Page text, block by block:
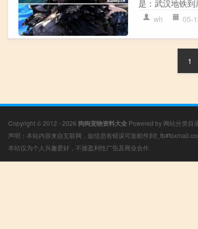
是：武汉地铁
wh 05-
1
Copyright © 2012 - 2026 狗狗宠物资料大全 Powered by 网站分类目
声明：本站内容来自互联网，如信息有错误可发邮件到
本站仅为个人兴趣爱好，不接盈利性广告及商业合作